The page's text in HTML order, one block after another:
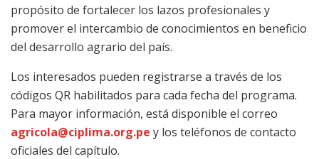
propósito de fortalecer los lazos profesionales y
promover el intercambio de conocimientos en beneficio
del desarrollo agrario del país.
Los interesados pueden registrarse a través de los
códigos QR habilitados para cada fecha del programa.
Para mayor información, está disponible el correo
agricola@ciplima.org.pe y los teléfonos de contacto
oficiales del capítulo.